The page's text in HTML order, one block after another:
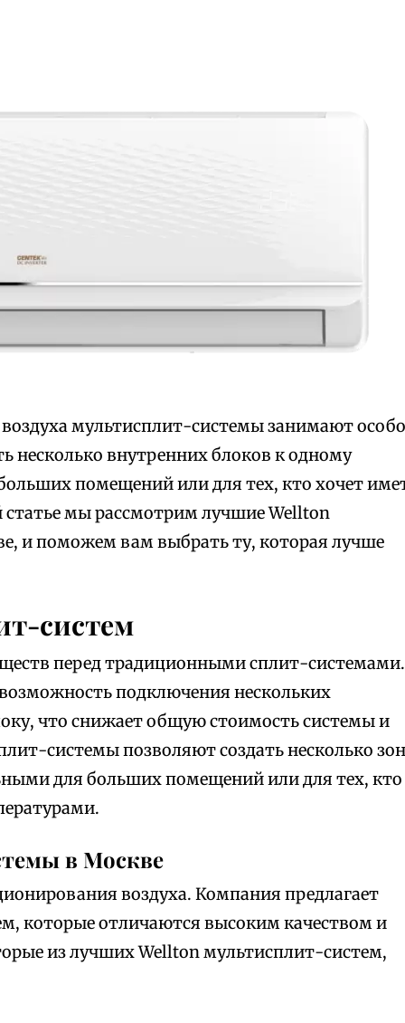
мультисплит-системы занимают
несколько внутренних блоков к одному
помещений или для тех, кто хочет
статье мы рассмотрим лучшие Wellton
и поможем вам выбрать ту, которая лучше
систем
перед традиционными сплит-системами.
подключения нескольких
что снижает общую стоимость системы и
системы позволяют создать несколько зон
для больших помещений или для тех, кто
в Москве
воздуха. Компания предлагает
которые отличаются высоким качеством и
из лучших Wellton мультисплит-систем,